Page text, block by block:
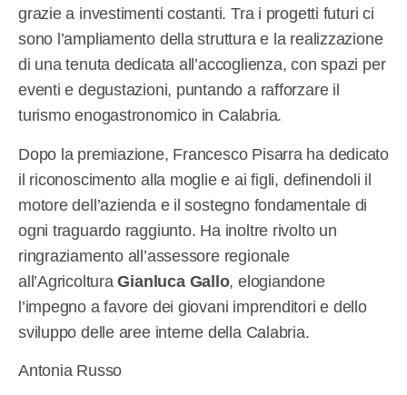
grazie a investimenti costanti. Tra i progetti futuri ci
sono l’ampliamento della struttura e la realizzazione
di una tenuta dedicata all’accoglienza, con spazi per
eventi e degustazioni, puntando a rafforzare il
turismo enogastronomico in Calabria.
Dopo la premiazione, Francesco Pisarra ha dedicato
il riconoscimento alla moglie e ai figli, definendoli il
motore dell’azienda e il sostegno fondamentale di
ogni traguardo raggiunto. Ha inoltre rivolto un
ringraziamento all’assessore regionale
all’AgricolturaGianluca Gallo, elogiandone
l’impegno a favore dei giovani imprenditori e dello
sviluppo delle aree interne della Calabria.
Antonia Russo